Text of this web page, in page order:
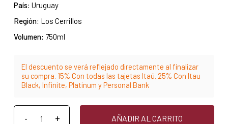
País: Uruguay
Región: Los Cerrillos
Volumen: 750ml
El descuento se verá reflejado directamente al finalizar
su compra. 15% Con todas las tajetas Itaú. 25% Con Itau
Black, Infinite, Platinum y Personal Bank
AÑADIR AL CARRITO